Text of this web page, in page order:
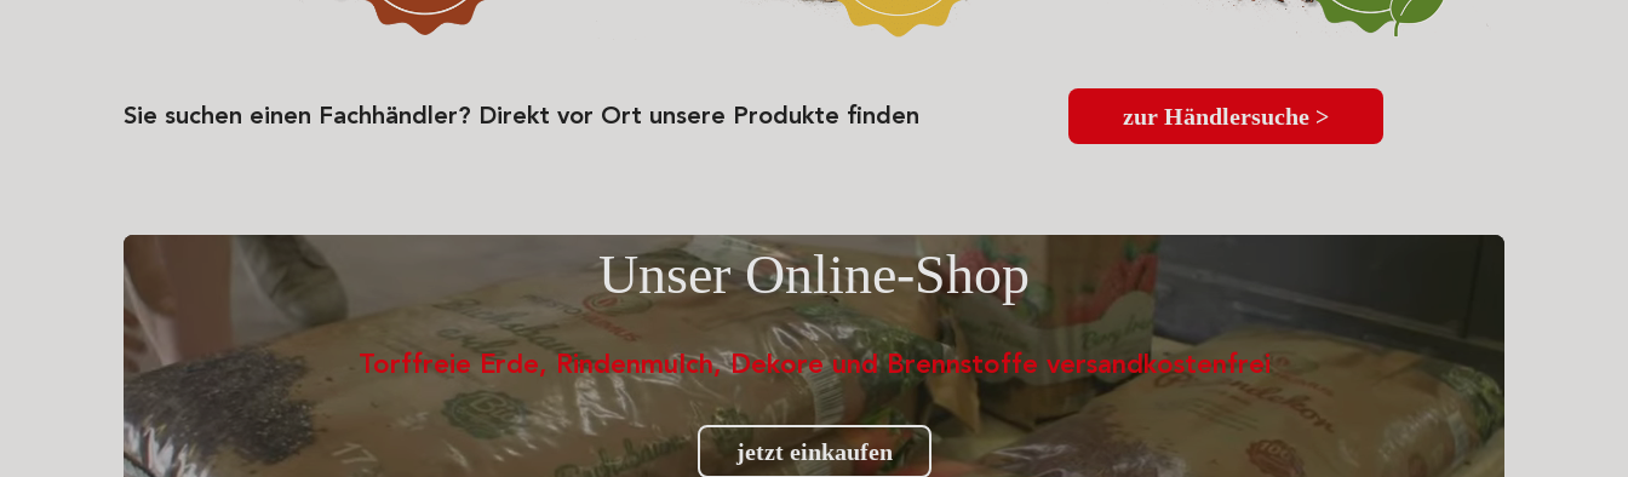
Sie suchen einen Fachhändler? Direkt vor Ort unsere Produkte finden zur Händlersuche >
Unser Online-Shop
Torffreie Erde, Rindenmulch, Dekore und Brennstoffe versandkostenfrei
jetzt einkaufen